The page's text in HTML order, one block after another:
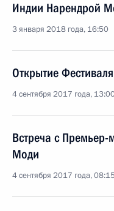
Индии Нарендрой
3 января 2018 года, 16:50
Открытие
4 сентября 2017 года,
Встреча с
Моди
4 сентября 2017 года, 08:15